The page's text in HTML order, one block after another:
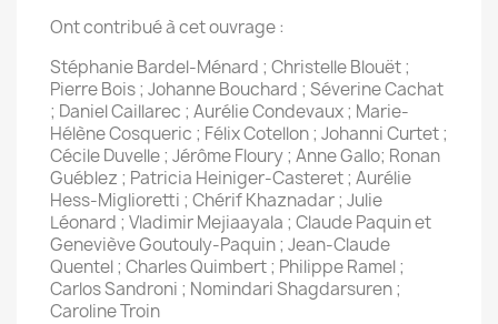
Ont contribué à cet ouvrage :
Stéphanie Bardel-Ménard ; Christelle Blouët ;
Pierre Bois ; Johanne Bouchard ; Séverine Cachat
; Daniel Caillarec ; Aurélie Condevaux ; Marie-
Hélène Cosqueric ; Félix Cotellon ; Johanni Curtet ;
Cécile Duvelle ; Jérôme Floury ; Anne Gallo; Ronan
Guéblez ; Patricia Heiniger-Casteret ; Aurélie
Hess-Miglioretti ; Chérif Khaznadar ; Julie
Léonard ; Vladimir Mejiaayala ; Claude Paquin et
Geneviève Goutouly-Paquin ; Jean-Claude
Quentel ; Charles Quimbert ; Philippe Ramel ;
Carlos Sandroni ; Nomindari Shagdarsuren ;
Caroline Troin